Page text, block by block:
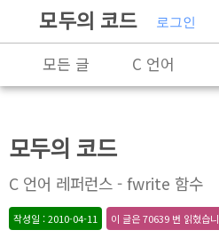
모두의 코드 로그인
모든 글 C 언어
잡담
모두의 코드
C 언어 레퍼런스 - fwrite 함수
작성일 : 2010-04-11 이 글은 70639 번 읽혔습